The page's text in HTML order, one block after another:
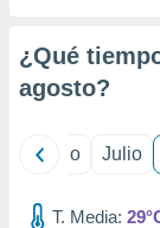
e
¿Qué
agosto?
Junio Julio
T. Media: